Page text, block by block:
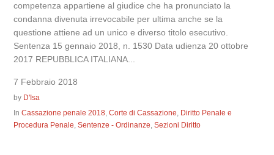
competenza appartiene al giudice che ha pronunciato la
condanna divenuta irrevocabile per ultima anche se la
questione attiene ad un unico e diverso titolo esecutivo.
Sentenza 15 gennaio 2018, n. 1530 Data udienza 20 ottobre
2017 REPUBBLICA ITALIANA...
7 Febbraio 2018
by D'Isa
InCassazione penale 2018,Corte di Cassazione, Diritto Penale e
Procedura Penale,Sentenze - Ordinanze,Sezioni Diritto